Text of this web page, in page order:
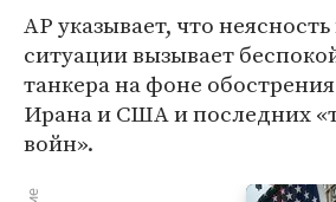
AP указывает, что
ситуации вызывает
танкера на фоне
Ирана и США и последних
войн».